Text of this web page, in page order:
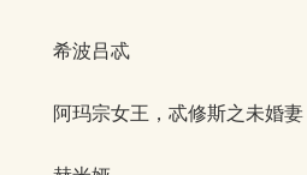
希波吕忒
阿玛宗女王，忒修斯之未婚妻